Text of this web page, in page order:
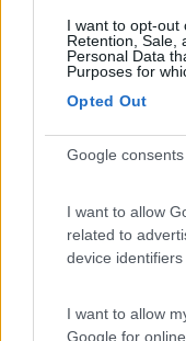
I want to opt-out
Retention, Sale,
Personal Data
Purposes for
Opted Out
Google consents
I want to allow
related to
device identifiers
I want to allow
Google for
Io ce l'ho e posso dirti
viene facilitato da una
grado d'inclinazione e
città europee
come quelli di casa. Il
zep
113
Inserito il12/04/2006
dove la posizioni